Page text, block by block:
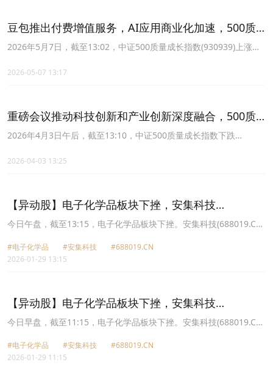
豆包推出付费增值服务，AI应用商业化加速，500质
量成长ETF鹏扬(560500)涨0.52%
2026年5月7日，截至13:02，中证500质量成长指数(930939)上涨
路上涨6.52%，鼎龙股份上涨6.37%，水晶光电上涨6.24%。
2026-05-07 13:17
重磅会议推动科技创新和产业创新深度融合，500质
量成长ETF鹏扬(560500)震荡蓄势
2026年4月3日午后，截至13:10，中证500质量成长指数下跌
8.00%，鼎龙股份上涨4.99%。
2026-04-03 13:25
【异动股】电子化学品板块下挫，安集科技
(688019.CN)跌6.18%
今日午盘，截至13:15，电子化学品板块下挫。安集科技(688019.CN)
化微(603078.CN)跌3.33%报26.1元，中船特气(688146.CN)跌3.08%
报46.96元，鼎龙股份(300054.CN)跌3.05%报45.2元，格林达
#电子化学品 #安集科技
#688019.CN
2026-01-29 13:15
【异动股】电子化学品板块下挫，安集科技
(688019.CN)跌5.18%
今日早盘，截至11:15，电子化学品板块下挫。安集科技(688019.CN)
化微(603078.CN)跌3.26%报26.12元，鼎龙股份(300054.CN)跌
3.09%报45.18元，中船特气(688146.CN)跌2.68%报47.15元，晶瑞
#电子化学品 #安集科技
#688019.CN
2026-01-29 11:15